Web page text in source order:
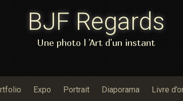
BJF Regards
Une photo l 'Art d'un instant
Expo Portrait Diaporama Livre